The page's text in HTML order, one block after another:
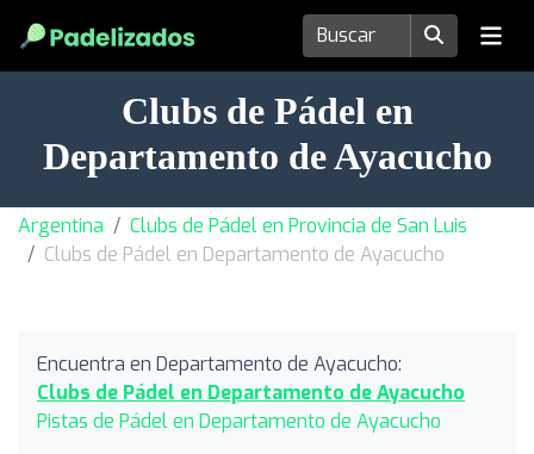
Clubs de Pádel en
Departamento de Ayacucho
Argentina
Clubs de Pádel en Provincia de San Luis
Clubs de Pádel en Departamento de Ayacucho
Encuentra en Departamento de Ayacucho:
Clubs de Pádel en Departamento de Ayacucho
Pistas de Pádel en Departamento de Ayacucho